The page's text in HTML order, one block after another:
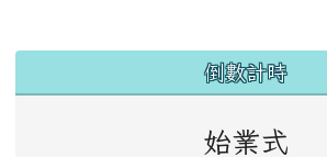
倒數計時
始業式